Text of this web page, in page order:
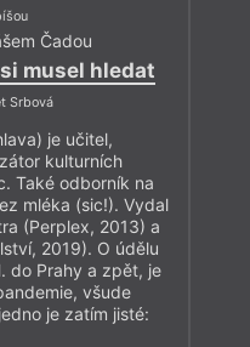
Čadou
musel hledat
Srbová
je učitel,
kulturních
Také odborník na
mléka (sic!). Vydal
(Perplex, 2013) a
2019). O údělu
do Prahy a zpět, je
všude
je zatím jisté: